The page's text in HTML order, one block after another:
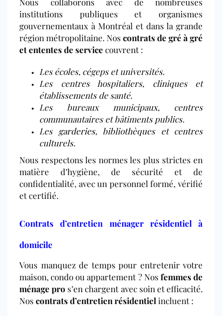
institutions publiques et organismes
gouvernementaux à Montréal et dans la grande
région métropolitaine. Nos contrats de gré à gré
et ententes de service couvrent :
Les écoles, cégeps et universités.
Les centres hospitaliers, cliniques et
établissements de santé.
Les bureaux municipaux, centres
communautaires et bâtiments publics.
Les garderies, bibliothèques et centres
culturels.
Nous respectons les normes les plus strictes en
matière d’hygiène, de sécurité et de
confidentialité, avec un personnel formé, vérifié
et certifié.
Contrats d’entretien ménager résidentiel à
domicile
Vous manquez de temps pour entretenir votre
maison, condo ou appartement ? Nos femmes de
ménage pro s’en chargent avec soin et efficacité.
Nos contrats d’entretien résidentiel incluent :